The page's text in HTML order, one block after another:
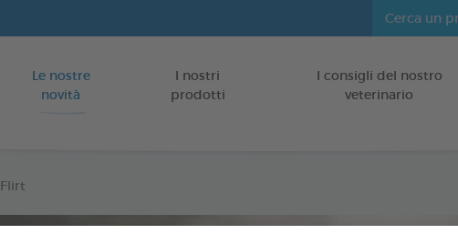
Vai al contenuto
Le nostre
novità
I nostri
prodotti
I consigli del nostro
veterinario